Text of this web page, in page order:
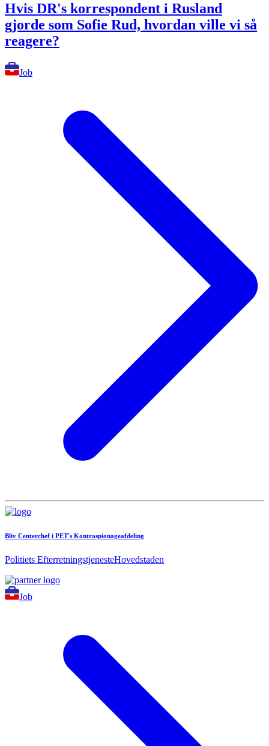
Hvis DR's korrespondent i Rusland
gjorde som Sofie Rud, hvordan ville vi så
reagere?
Job
Bliv Centerchef i PET's Kontraspionageafdeling
Politiets EfterretningstjenesteHovedstaden
Job